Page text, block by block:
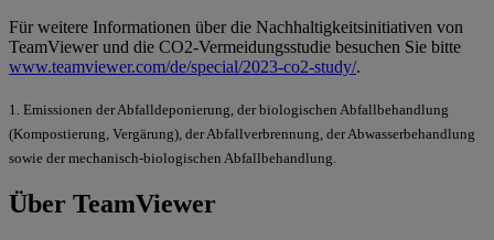
Für weitere Informationen über die Nachhaltigkeitsinitiativen von
TeamViewer und die CO2-Vermeidungsstudie besuchen Sie bitte
www.teamviewer.com/de/special/2023-co2-study/.
1. Emissionen der Abfalldeponierung, der biologischen Abfallbehandlung
(Kompostierung, Vergärung), der Abfallverbrennung, der Abwasserbehandlung
sowie der mechanisch-biologischen Abfallbehandlung.
Über TeamViewer